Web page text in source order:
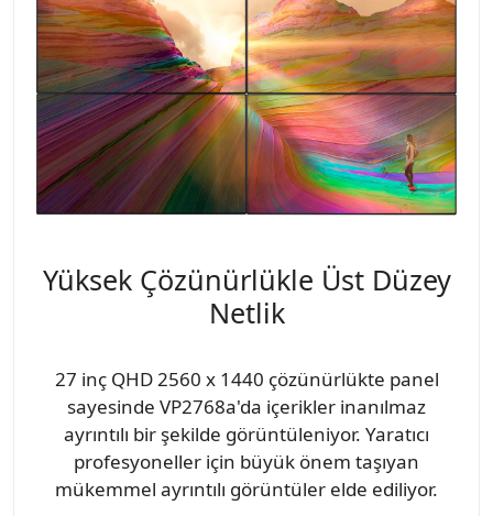
Yüksek Çözünürlükle Üst Düzey
Netlik
27 inç QHD 2560 x 1440 çözünürlükte panel
sayesinde VP2768a'da içerikler inanılmaz
ayrıntılı bir şekilde görüntüleniyor. Yaratıcı
profesyoneller için büyük önem taşıyan
mükemmel ayrıntılı görüntüler elde ediliyor.